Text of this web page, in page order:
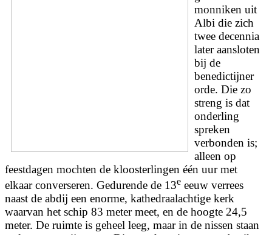
monniken uit
Albi die zich
twee decennia
later aansloten
bij de
benedictijner
orde. Die zo
streng is dat
onderling
spreken
verbonden is;
alleen op
feestdagen mochten de kloosterlingen één uur met
elkaar converseren. Gedurende de 13e eeuw verrees
naast de abdij een enorme, kathedraalachtige kerk
waarvan het schip 83 meter meet, en de hoogte 24,5
meter. De ruimte is geheel leeg, maar in de nissen staan